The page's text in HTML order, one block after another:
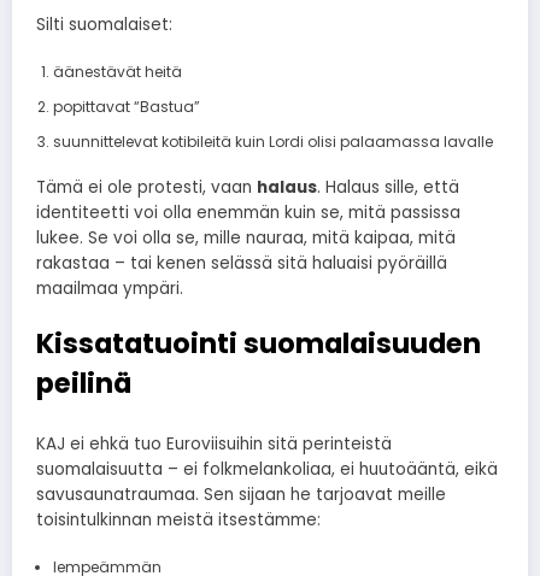
Silti suomalaiset:
äänestävät heitä
popittavat “Bastua”
suunnittelevat kotibileitä kuin Lordi olisi palaamassa lavalle
Tämä ei ole protesti, vaan halaus. Halaus sille, että
identiteetti voi olla enemmän kuin se, mitä passissa
lukee. Se voi olla se, mille nauraa, mitä kaipaa, mitä
rakastaa – tai kenen selässä sitä haluaisi pyöräillä
maailmaa ympäri.
Kissatatuointi suomalaisuuden
peilinä
KAJ ei ehkä tuo Euroviisuihin sitä perinteistä
suomalaisuutta – ei folkmelankoliaa, ei huutoääntä, eikä
savusaunatraumaa. Sen sijaan he tarjoavat meille
toisintulkinnan meistä itsestämme:
lempeämmän